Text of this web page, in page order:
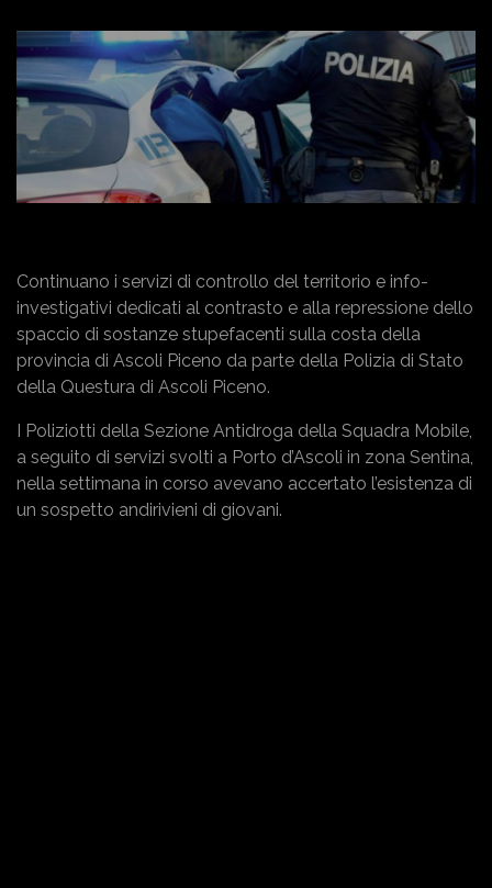
Continuano i servizi di controllo del territorio e info-
investigativi dedicati al contrasto e alla repressione dello
spaccio di sostanze stupefacenti sulla costa della
provincia di Ascoli Piceno da parte della Polizia di Stato
della Questura di Ascoli Piceno.
I Poliziotti della Sezione Antidroga della Squadra Mobile,
a seguito di servizi svolti a Porto d’Ascoli in zona Sentina,
nella settimana in corso avevano accertato l’esistenza di
un sospetto andirivieni di giovani.